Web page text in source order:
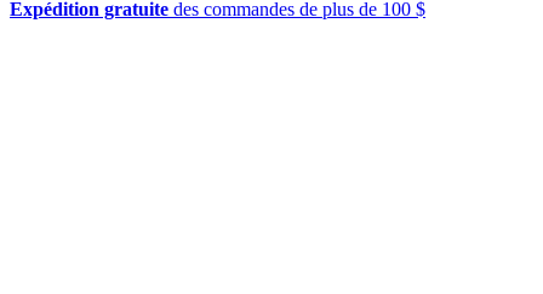
Expédition gratuite des commandes de plus de 100 $